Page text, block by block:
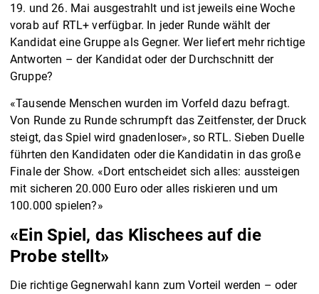
19. und 26. Mai ausgestrahlt und ist jeweils eine Woche
vorab auf RTL+ verfügbar. In jeder Runde wählt der
Kandidat eine Gruppe als Gegner. Wer liefert mehr richtige
Antworten – der Kandidat oder der Durchschnitt der
Gruppe?
«Tausende Menschen wurden im Vorfeld dazu befragt.
Von Runde zu Runde schrumpft das Zeitfenster, der Druck
steigt, das Spiel wird gnadenloser», so RTL. Sieben Duelle
führten den Kandidaten oder die Kandidatin in das große
Finale der Show. «Dort entscheidet sich alles: aussteigen
mit sicheren 20.000 Euro oder alles riskieren und um
100.000 spielen?»
«Ein Spiel, das Klischees auf die
Probe stellt»
Die richtige Gegnerwahl kann zum Vorteil werden – oder